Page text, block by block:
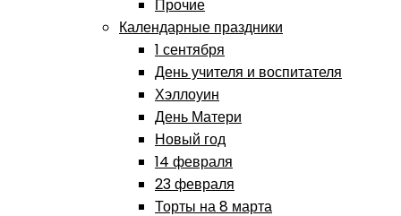
Прочие
Календарные праздники
1 сентября
День учителя и воспитателя
Хэллоуин
День Матери
Новый год
14 февраля
23 февраля
Торты на 8 марта